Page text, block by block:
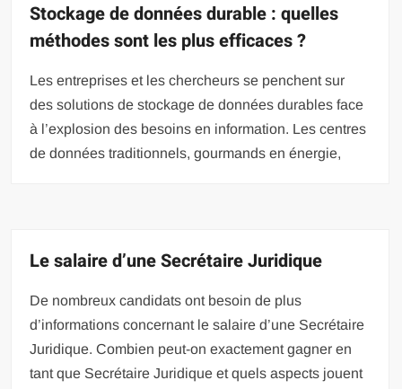
Stockage de données durable : quelles
méthodes sont les plus efficaces ?
Les entreprises et les chercheurs se penchent sur
des solutions de stockage de données durables face
à l’explosion des besoins en information. Les centres
de données traditionnels, gourmands en énergie,
Le salaire d’une Secrétaire Juridique
De nombreux candidats ont besoin de plus
d’informations concernant le salaire d’une Secrétaire
Juridique. Combien peut-on exactement gagner en
tant que Secrétaire Juridique et quels aspects jouent